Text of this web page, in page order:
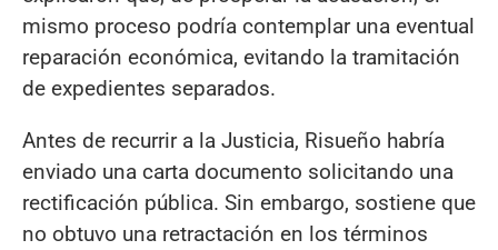
mismo proceso podría contemplar una eventual
reparación económica, evitando la tramitación
de expedientes separados.
Antes de recurrir a la Justicia, Risueño habría
enviado una carta documento solicitando una
rectificación pública. Sin embargo, sostiene que
no obtuvo una retractación en los términos